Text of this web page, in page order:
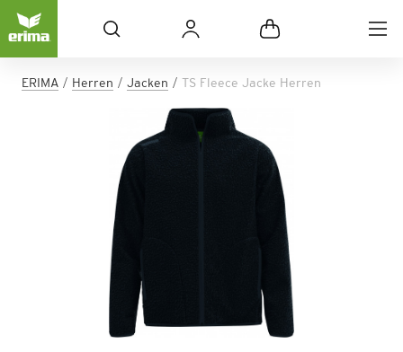
ERIMA Herren Jacken TS Fleece Jacke Herren